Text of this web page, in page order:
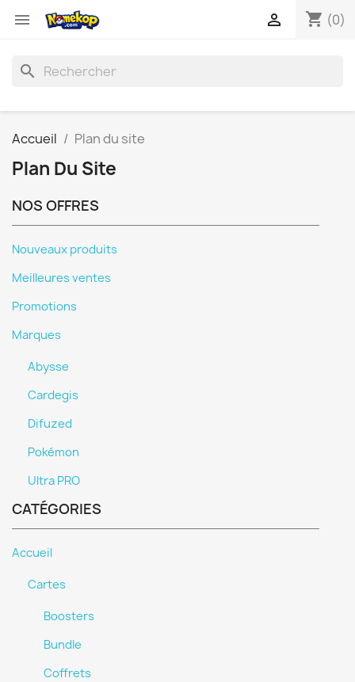
 shopping_cart (0)

search
Accueil Plan du site
Plan Du Site
NOS OFFRES
Nouveaux produits
Meilleures ventes
Promotions
Marques
Abysse
Cardegis
Difuzed
Pokémon
Ultra PRO
CATÉGORIES
Accueil
Cartes
Boosters
Bundle
Coffrets